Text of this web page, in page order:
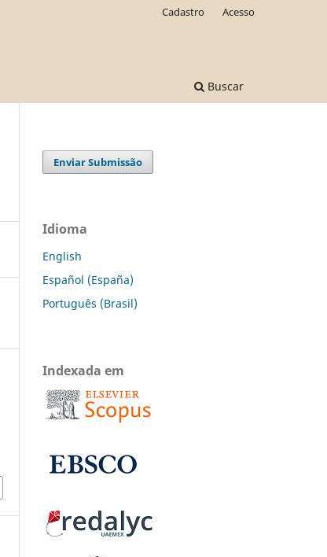
Buscar
Cadastro Acesso
Enviar Submissão
Idioma
English
Español (España)
Português (Brasil)
Indexada em